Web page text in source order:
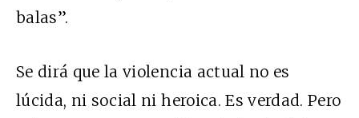
balas”.
Se dirá que la violencia actual no es
lúcida, ni social ni heroica. Es verdad. Pero